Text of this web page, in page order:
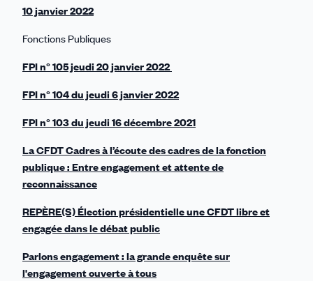
10 janvier 2022
Fonctions Publiques
FPI n° 105 jeudi 20 janvier 2022
FPI n° 104 du jeudi 6 janvier 2022
FPI n° 103 du jeudi 16 décembre 2021
La CFDT Cadres à l’écoute des cadres de la fonction
publique : Entre engagement et attente de
reconnaissance
REPÈRE(S) Élection présidentielle une CFDT libre et
engagée dans le débat public
Parlons engagement : la grande enquête sur
l'engagement ouverte à tous